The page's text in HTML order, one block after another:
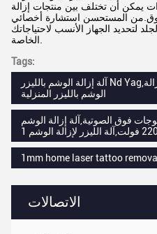
الاتصالات
يمكن أن تختلف بين منتجات إزالة
المستحسن استشارة أخصائي
الجهاز الأنسب لاحتياجاتك
Tags:
آلة إزالة الوشم بالليزر Nd Yag,آلة إزالة الشعر بالليزر,آلة إزالة
الوشم بالليزر المنزلية
فوق الصوتية,آلة إزالة الوشم
1mm home laser tattoo